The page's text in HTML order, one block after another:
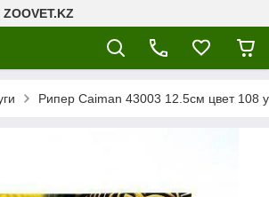
Рипер Caiman 43003 12.5см цвет 108